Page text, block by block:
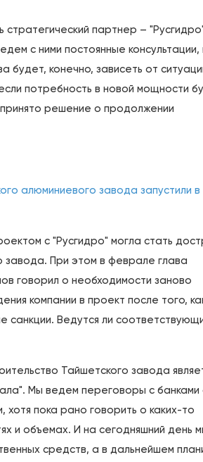
стратегический партнер –
с ними постоянные консультации,
будет, конечно, зависеть от
потребность в новой мощности
решение о продолжении
алюминиевого завода запустили в
с "Русгидро" могла стать
завода. При этом в феврале глава
говорил о необходимости заново
компании в проект после того,
санкции. Ведутся ли
Тайшетского завода
Мы ведем переговоры с банками
хотя пока рано говорить о каких-то
и объемах. И на сегодняшний день
средств, а в дальнейшем